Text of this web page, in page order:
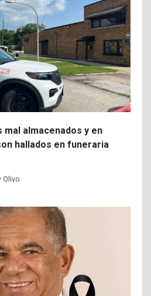
mal almacenados y en
hallados en funeraria
Olivo